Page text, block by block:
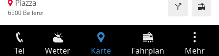
Piazza
6500 Bellenz
Tel Wetter Karte Fahrplan Mehr